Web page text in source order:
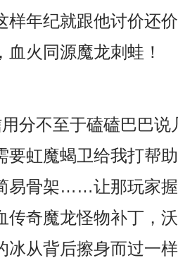
样年纪就跟他讨价还
血火同源魔龙刺蛙！
分不至于磕磕巴巴说
要虹魔蝎卫给我打帮
易骨架……让那玩家
传奇魔龙怪物补丁，
冰从背后擦身而过一